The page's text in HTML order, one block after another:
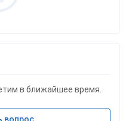
в ближайшее время.